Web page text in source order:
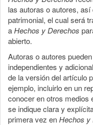
las autoras o autores,
patrimonial, el cual será
aHechos y Derechos
abierto.
Autoras o autores
independientes y
de la versión del artículo
ejemplo, incluirlo en un
conocer en otros medios
se indique clara y
primera vez enHechos y